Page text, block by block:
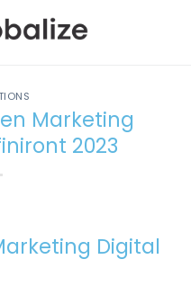
Marketing
2023
Digital